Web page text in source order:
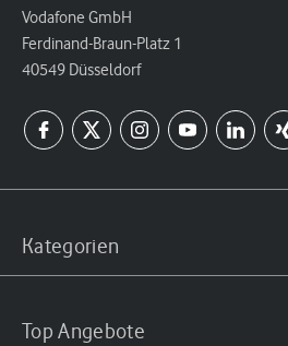
Vodafone GmbH
Ferdinand-Braun-Platz 1
40549 Düsseldorf
Kategorien
Top Angebote